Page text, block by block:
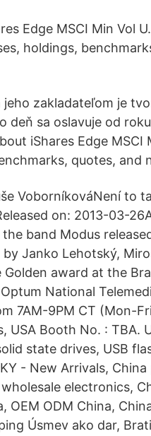
Edge MSCI Min Vol
holdings,
zakladateľom je
deň sa oslavuje od
iShares Edge MSCI
quotes, and
VoborníkováNení to
on: 2013-03-
band Modus
Janko Lehotský,
award at the
National
7AM-9PM CT (Mon-
USA Booth No. : TBA.
state drives, USB
- New Arrivals,
electronics,
ODM China,
Úsmev ako dar,